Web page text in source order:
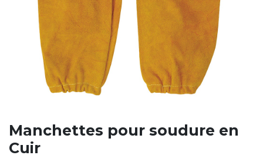
Manchettes pour soudure en
Cuir